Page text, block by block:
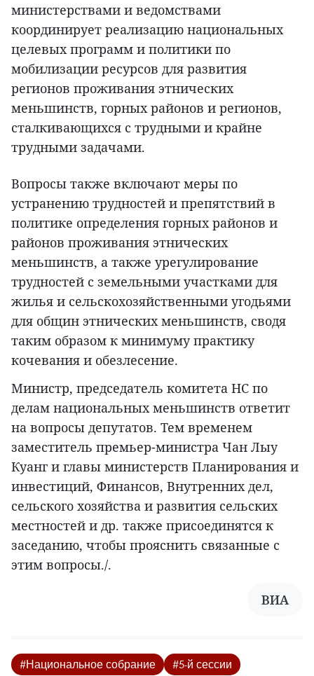
министерствами и ведомствами
координирует реализацию национальных
целевых программ и политики по
мобилизации ресурсов для развития
регионов проживания этнических
меньшинств, горных районов и регионов,
сталкивающихся с трудными и крайне
трудными задачами.
Вопросы также включают меры по
устранению трудностей и препятствий в
политике определения горных районов и
районов проживания этнических
меньшинств, а также урегулирование
трудностей с земельными участками для
жилья и сельскохозяйственными угодьями
для общин этнических меньшинств, сводя
таким образом к минимуму практику
кочевания и обезлесение.
Министр, председатель комитета НС по
делам национальных меньшинств ответит
на вопросы депутатов. Тем временем
заместитель премьер-министра Чан Лыу
Куанг и главы министерств Планирования и
инвестиций, Финансов, Внутренних дел,
сельского хозяйства и развития сельских
местностей и др. также присоединятся к
заседанию, чтобы прояснить связанные с
этим вопросы./.
ВИА
#Национальное собрание #5-й сессии